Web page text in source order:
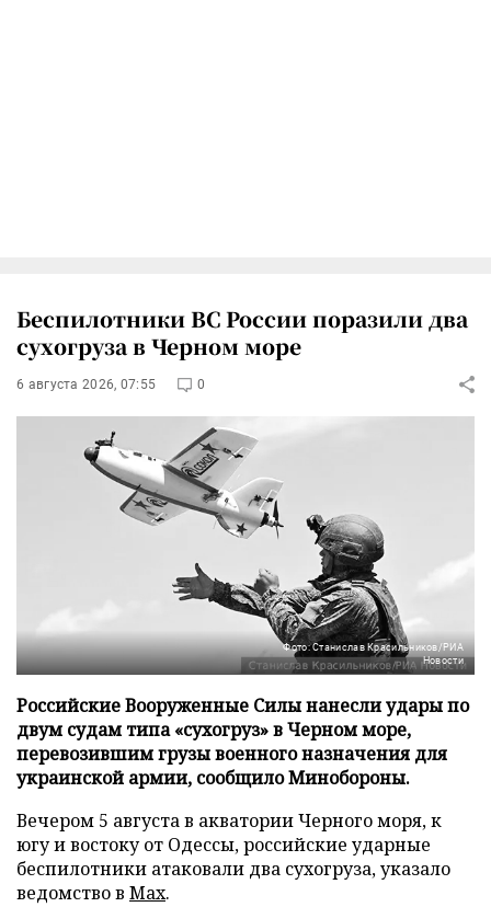
Беспилотники ВС России поразили два
сухогруза в Черном море
6 августа 2026, 07:55 0
Фото: Станислав Красильников/РИА
Новости
Российские Вооруженные Силы нанесли удары по
двум судам типа «сухогруз» в Черном море,
перевозившим грузы военного назначения для
украинской армии, сообщило Минобороны.
Вечером 5 августа в акватории Черного моря, к
югу и востоку от Одессы, российские ударные
беспилотники атаковали два сухогруза, указало
ведомство в Max.